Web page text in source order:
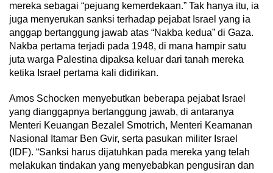
mereka sebagai “pejuang kemerdekaan.” Tak hanya itu, ia
juga menyerukan sanksi terhadap pejabat Israel yang ia
anggap bertanggung jawab atas “Nakba kedua” di Gaza.
Nakba pertama terjadi pada 1948, di mana hampir satu
juta warga Palestina dipaksa keluar dari tanah mereka
ketika Israel pertama kali didirikan.
Amos Schocken menyebutkan beberapa pejabat Israel
yang dianggapnya bertanggung jawab, di antaranya
Menteri Keuangan Bezalel Smotrich, Menteri Keamanan
Nasional Itamar Ben Gvir, serta pasukan militer Israel
(IDF). “Sanksi harus dijatuhkan pada mereka yang telah
melakukan tindakan yang menyebabkan pengusiran dan